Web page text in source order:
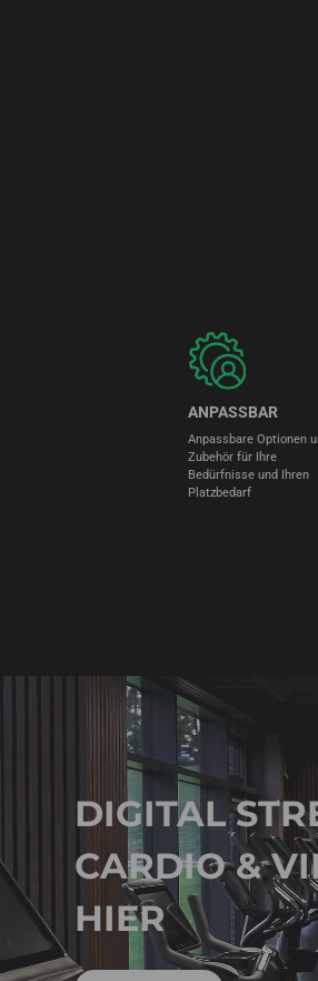
ANPASSBAR
Anpassbare Optionen
Zubehör für Ihre
Bedürfnisse und Ihren
Platzbedarf
DIGITAL
CARDIO &
HIER